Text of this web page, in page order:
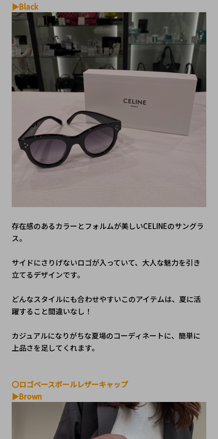
▶Black
存在感のあるカラーとフォルムが美しいCELINEのサングラ
ス。
サイドにさりげないロゴが入っていて、大人な魅力を引き
立てるデザインです。
どんなスタイルにも合わせやすいこのアイテムは、夏に活
躍すること間違いなし！
カジュアルになりがちな夏場のコーディネートに、簡単に
上品さを足してくれます。
〇ロゴベースボールレザーキャップ
▶Brown